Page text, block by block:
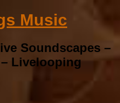
Music
Soundscapes –
Livelooping